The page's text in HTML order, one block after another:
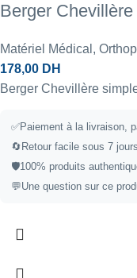
Berger
Matériel Médical ,
178,00 DH
Berger Chevillère
✅Paiement à la livraison,
🔄Retour facile sous 7
🛡️100% produits
💬Une question sur ce